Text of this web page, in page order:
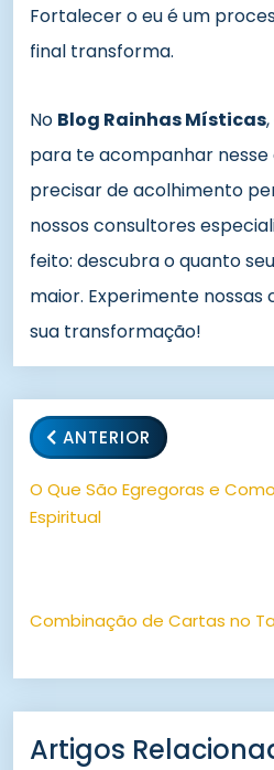
Fortalecer o eu é um
final transforma.
No Blog Rainhas Místicas
para te acompanhar nesse
precisar de acolhimento
nossos consultores
feito: descubra o quanto
maior. Experimente nossas
sua transformação!
ANTERIOR
O Que São Egregoras e
Espiritual
Combinação de Cartas no
Artigos